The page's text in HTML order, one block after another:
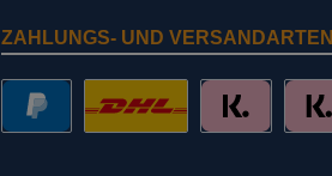
ZAHLUNGS- UND VERSANDARTEN